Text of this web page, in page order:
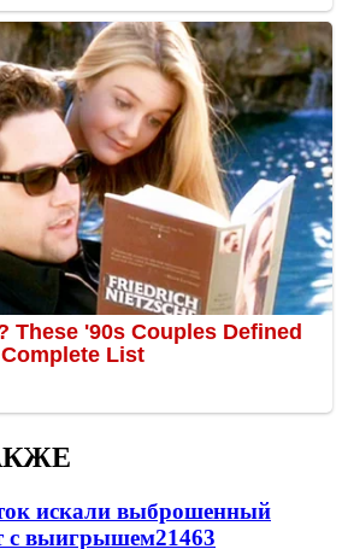
искали выброшенный
с выигрышем21463